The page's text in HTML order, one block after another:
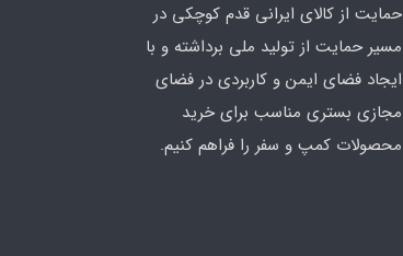
حمایت از کالای ایرانی قدم کوچکی در
مسیر حمایت از تولید ملی برداشته و با
ایجاد فضای ایمن و کاربردی در فضای
مجازی بستری مناسب برای خرید
محصولات کمپ و سفر را فراهم کنیم.